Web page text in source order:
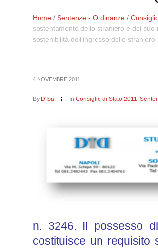
Home /Sentenze - Ordinanze /
sostentamento dello straniero e del
sostenibilità dell’ingresso dello
4 NOVEMBRE 2011
By D'Isa InConsiglio di Stato 2011,
n. 3246. Il possesso
costituisce un requisito